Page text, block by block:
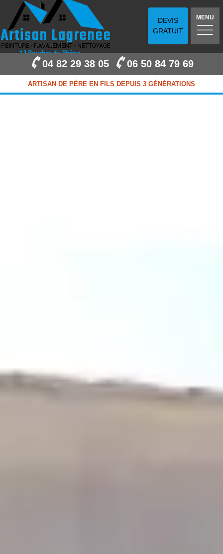
DEVIS
GRATUIT
MENU
04 82 29 38 05 06 50 84 79 69
ARTISAN DE PÈRE EN FILS DEPUIS 3 GÉNÉRATIONS